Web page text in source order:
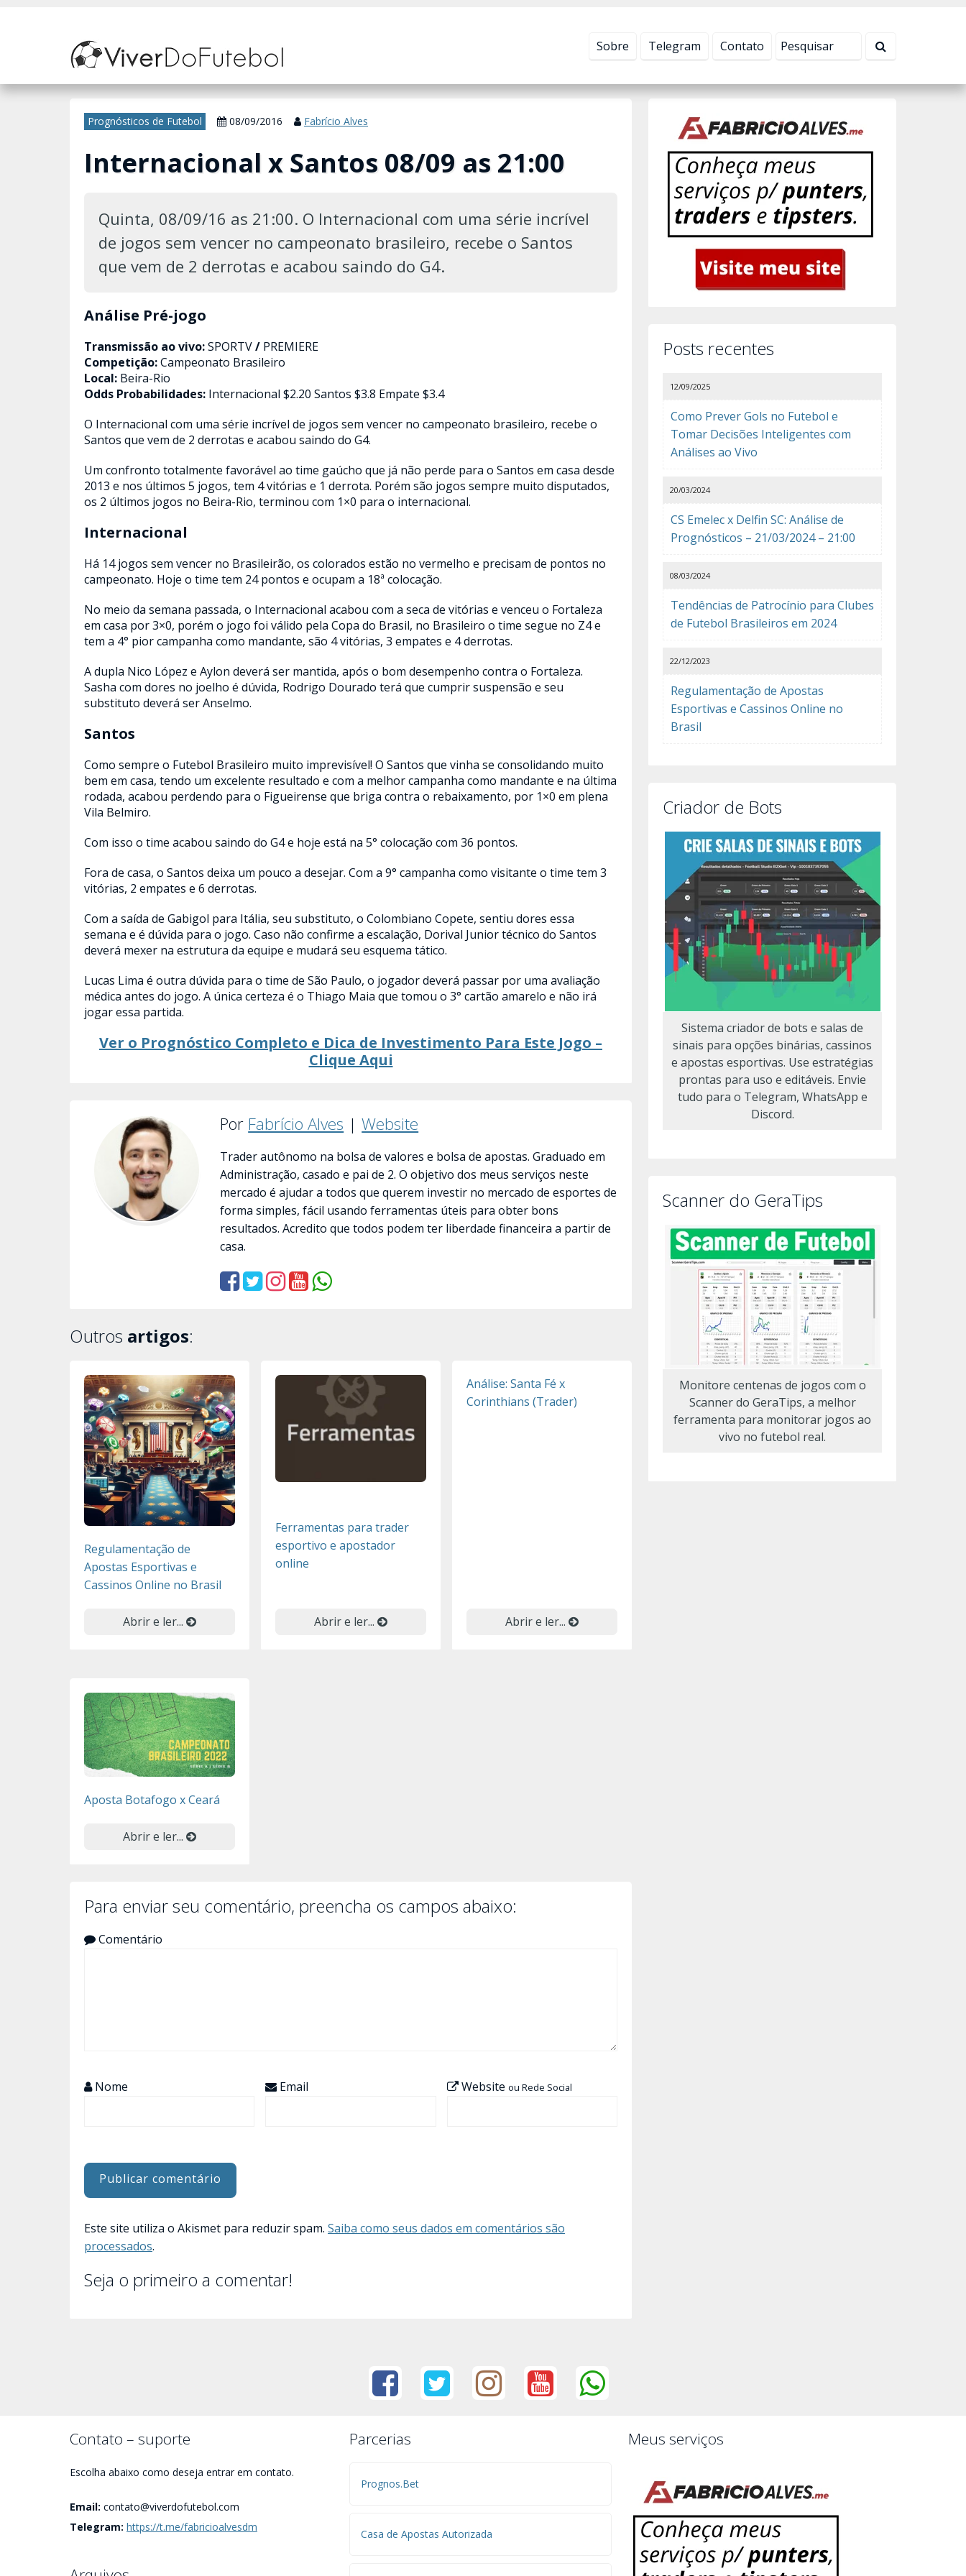
Sobre Telegram Contato
Prognósticos de Futebol 08/09/2016 Fabrício Alves
Internacional x Santos 08/09 as 21:00
Quinta, 08/09/16 as 21:00. O Internacional com uma série incrível
de jogos sem vencer no campeonato brasileiro, recebe o Santos
que vem de 2 derrotas e acabou saindo do G4.
Análise Pré-jogo
Transmissão ao vivo:SPORTV/ PREMIERE
Competição:Campeonato Brasileiro
Local: Beira-Rio
Odds Probabilidades: Internacional $2.20 Santos $3.8 Empate $3.4
O Internacional com uma série incrível de jogos sem vencer no campeonato brasileiro, recebe o
Santos que vem de 2 derrotas e acabou saindo do G4.
Um confronto totalmente favorável ao time gaúcho que já não perde para o Santos em casa desde
2013 e nos últimos 5 jogos, tem 4 vitórias e 1 derrota. Porém são jogos sempre muito disputados,
os 2 últimos jogos no Beira-Rio, terminou com 1×0 para o internacional.
Internacional
Há 14 jogos sem vencer no Brasileirão, os colorados estão no vermelho e precisam de pontos no
campeonato. Hoje o time tem 24 pontos e ocupam a 18ª colocação.
No meio da semana passada, o Internacional acabou com a seca de vitórias e venceu o Fortaleza
em casa por 3×0, porém o jogo foi válido pela Copa do Brasil, no Brasileiro o time segue no Z4 e
tem a 4° pior campanha como mandante, são 4 vitórias, 3 empates e 4 derrotas.
A dupla Nico López e Aylon deverá ser mantida, após o bom desempenho contra o Fortaleza.
Sasha com dores no joelho é dúvida, Rodrigo Dourado terá que cumprir suspensão e seu
substituto deverá ser Anselmo.
Santos
Como sempre o Futebol Brasileiro muito imprevisível! O Santos que vinha se consolidando muito
bem em casa, tendo um excelente resultado e com a melhor campanha como mandante e na última
rodada, acabou perdendo para o Figueirense que briga contra o rebaixamento, por 1×0 em plena
Vila Belmiro.
Com isso o time acabou saindo do G4 e hoje está na 5° colocação com 36 pontos.
Fora de casa, o Santos deixa um pouco a desejar. Com a 9° campanha como visitante o time tem 3
vitórias, 2 empates e 6 derrotas.
Com a saída de Gabigol para Itália, seu substituto, o Colombiano Copete, sentiu dores essa
semana e é dúvida para o jogo. Caso não confirme a escalação, Dorival Junior técnico do Santos
deverá mexer na estrutura da equipe e mudará seu esquema tático.
Lucas Lima é outra dúvida para o time de São Paulo, o jogador deverá passar por uma avaliação
médica antes do jogo. A única certeza é o Thiago Maia que tomou o 3° cartão amarelo e não irá
jogar essa partida.
Ver o Prognóstico Completo e Dica de Investimento Para Este Jogo –
Clique Aqui
Por Fabrício Alves |Website
Trader autônomo na bolsa de valores e bolsa de apostas. Graduado em
Administração, casado e pai de 2. O objetivo dos meus serviços neste
mercado é ajudar a todos que querem investir no mercado de esportes de
forma simples, fácil usando ferramentas úteis para obter bons
resultados. Acredito que todos podem ter liberdade financeira a partir de
casa.
Outros artigos:
Regulamentação de
Apostas Esportivas e
Cassinos Online no Brasil
Abrir e ler...
Ferramentas para trader
esportivo e apostador
online
Abrir e ler...
Análise: Santa Fé x
Corinthians (Trader)
Abrir e ler...
Aposta Botafogo x Ceará
Abrir e ler...
Para enviar seu comentário, preencha os campos abaixo:
Comentário
Nome Email Website ou Rede Social
Este site utiliza o Akismet para reduzir spam. Saiba como seus dados em comentários são
processados.
Seja o primeiro a comentar!
Posts recentes
Como Prever Gols no Futebol e
Tomar Decisões Inteligentes com
Análises ao Vivo
12/09/2025
CS Emelec x Delfin SC: Análise de
Prognósticos – 21/03/2024 – 21:00
20/03/2024
Tendências de Patrocínio para Clubes
de Futebol Brasileiros em 2024
08/03/2024
Regulamentação de Apostas
Esportivas e Cassinos Online no
Brasil
22/12/2023
Criador de Bots
Sistema criador de bots e salas de
sinais para opções binárias, cassinos
e apostas esportivas. Use estratégias
prontas para uso e editáveis. Envie
tudo para o Telegram, WhatsApp e
Discord.
Scanner do GeraTips
Monitore centenas de jogos com o
Scanner do GeraTips, a melhor
ferramenta para monitorar jogos ao
vivo no futebol real.
Contato – suporte
Escolha abaixo como deseja entrar em contato.
Email: contato@viverdofutebol.com
Telegram: https://t.me/fabricioalvesdm
Parcerias
Prognos.Bet
Casa de Apostas Autorizada
Meus serviços